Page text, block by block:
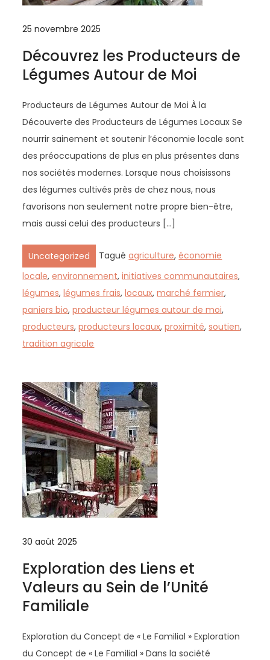
25 novembre 2025
Découvrez les Producteurs de
Légumes Autour de Moi
Producteurs de Légumes Autour de Moi À la
Découverte des Producteurs de Légumes Locaux Se
nourrir sainement et soutenir l’économie locale sont
des préoccupations de plus en plus présentes dans
nos sociétés modernes. Lorsque nous choisissons
des légumes cultivés près de chez nous, nous
favorisons non seulement notre propre bien-être,
mais aussi celui des producteurs […]
Uncategorized Taguéagriculture,économie
locale,environnement,initiatives communautaires,
légumes,légumes frais,locaux,marché fermier,
paniers bio,producteur légumes autour de moi,
producteurs,producteurs locaux,proximité,soutien,
tradition agricole
30 août 2025
Exploration des Liens et
Valeurs au Sein de l’Unité
Familiale
Exploration du Concept de « Le Familial » Exploration
du Concept de « Le Familial » Dans la société